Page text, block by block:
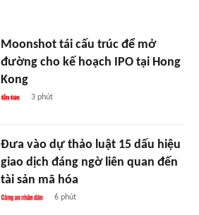
Moonshot tái cấu trúc để mở
đường cho kế hoạch IPO tại Hong
Kong
3 phút
Đưa vào dự thảo luật 15 dấu hiệu
giao dịch đáng ngờ liên quan đến
tài sản mã hóa
6 phút